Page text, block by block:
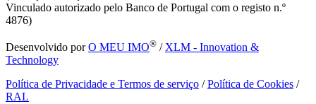
Vinculado autorizado pelo Banco de Portugal com o registo n.º
4876)
Desenvolvido porO MEU IMO® / XLM - Innovation &
Technology
Política de Privacidade e Termos de serviço /Política de Cookies /
RAL